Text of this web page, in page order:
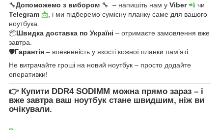
🔧Допоможемо з вибором 🔧 – напишіть нам у Viber📲 чи
Telegram 📩 , і ми підберемо сумісну планку саме для вашого
ноутбука.
📦Швидка доставка по Україні – отримаєте замовлення вже
завтра.
🛡Гарантія – впевненість у якості кожної планки пам’яті.
Не витрачайте гроші на новий ноутбук – просто додайте
оперативки!
👉 Купити DDR4 SODIMM можна прямо зараз – і
вже завтра ваш ноутбук стане швидшим, ніж ви
очікували.